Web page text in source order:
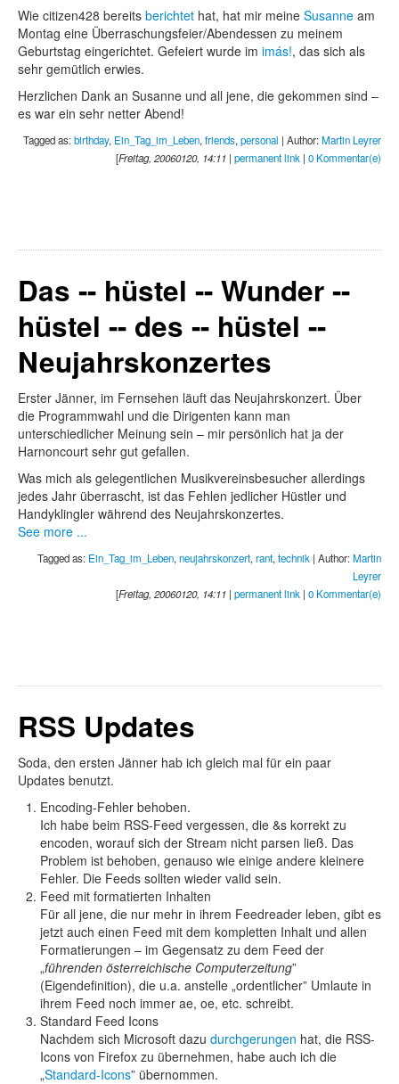
Wie citizen428 bereits berichtet hat, hat mir meine Susanne am
Montag eine Überraschungsfeier/Abendessen zu meinem
Geburtstag eingerichtet. Gefeiert wurde im imás!, das sich als
sehr gemütlich erwies.
Herzlichen Dank an Susanne und all jene, die gekommen sind –
es war ein sehr netter Abend!
Tagged as:birthday, Ein_Tag_im_Leben, friends, personal | Author:Martin Leyrer
[Freitag, 20060120, 14:11 | permanent link | 0 Kommentar(e)
Das -- hüstel -- Wunder --
hüstel -- des -- hüstel --
Neujahrskonzertes
Erster Jänner, im Fernsehen läuft das Neujahrskonzert. Über
die Programmwahl und die Dirigenten kann man
unterschiedlicher Meinung sein – mir persönlich hat ja der
Harnoncourt sehr gut gefallen.
Was mich als gelegentlichen Musikvereinsbesucher allerdings
jedes Jahr überrascht, ist das Fehlen jedlicher Hüstler und
Handyklingler während des Neujahrskonzertes.
See more ...
Tagged as: Ein_Tag_im_Leben, neujahrskonzert, rant, technik | Author:Martin
Leyrer
[Freitag, 20060120, 14:11 | permanent link | 0 Kommentar(e)
RSS Updates
Soda, den ersten Jänner hab ich gleich mal für ein paar
Updates benutzt.
Encoding-Fehler behoben.
Ich habe beim RSS-Feed vergessen, die &s korrekt zu
encoden, worauf sich der Stream nicht parsen ließ. Das
Problem ist behoben, genauso wie einige andere kleinere
Fehler. Die Feeds sollten wieder valid sein.
Feed mit formatierten Inhalten
Für all jene, die nur mehr in ihrem Feedreader leben, gibt es
jetzt auch einen Feed mit dem kompletten Inhalt und allen
Formatierungen – im Gegensatz zu dem Feed der
„führenden österreichische Computerzeitung”
(Eigendefinition), die u.a. anstelle „ordentlicher” Umlaute in
ihrem Feed noch immer ae, oe, etc. schreibt.
Standard Feed Icons
Nachdem sich Microsoft dazu durchgerungen hat, die RSS-
Icons von Firefox zu übernehmen, habe auch ich die
„Standard-Icons” übernommen.